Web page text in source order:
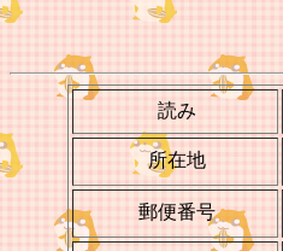
読み
所在地
郵便番号